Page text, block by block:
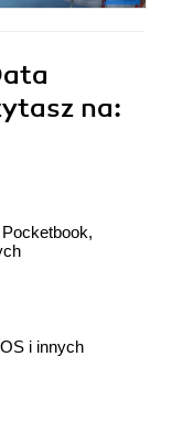
na:
i innych